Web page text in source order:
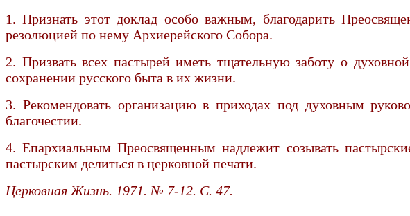
1. Признать этот доклад особо важным, благодарить
резолюцией по нему Архиерейского Собора.
2. Призвать всех пастырей иметь тщательную заботу о
сохранении русского быта в их жизни.
3. Рекомендовать организацию в приходах под духовным
благочестии.
4. Епархиальным Преосвященным надлежит созывать
пастырским делиться в церковной печати.
Церковная Жизнь. 1971. № 7-12. С. 47.